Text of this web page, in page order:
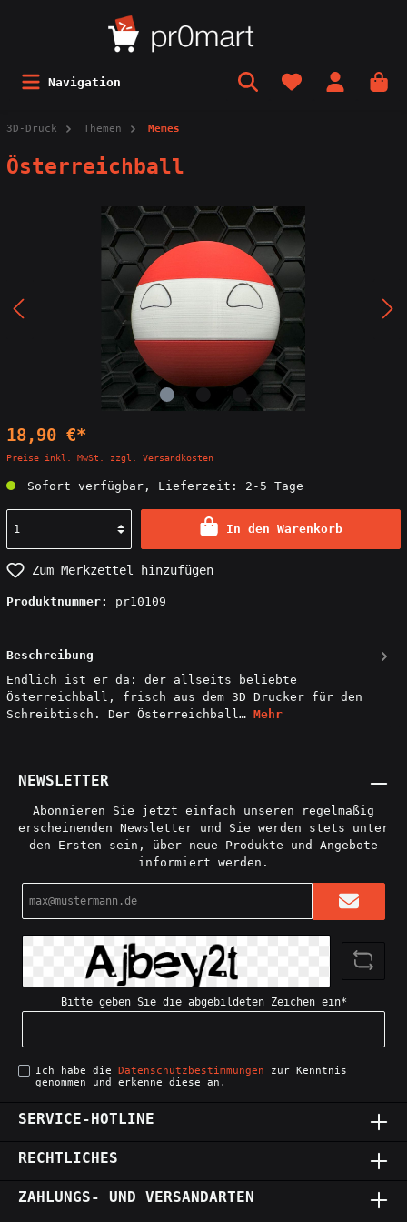
Navigation
3D-Druck Themen Memes
Österreichball
18,90 €*
Preise inkl. MwSt. zzgl. Versandkosten
Sofort verfügbar, Lieferzeit: 2-5 Tage
In den Warenkorb
Zum Merkzettel hinzufügen
Produktnummer: pr10109
Beschreibung
Endlich ist er da: der allseits beliebte
Österreichball, frisch aus dem 3D Drucker für den
Schreibtisch. Der Österreichball… Mehr
NEWSLETTER
Abonnieren Sie jetzt einfach unseren regelmäßig
erscheinenden Newsletter und Sie werden stets unter
den Ersten sein, über neue Produkte und Angebote
informiert werden.
Adresse*
Bitte geben Sie die abgebildeten Zeichen ein*
Ich habe die Datenschutzbestimmungen zur Kenntnis
genommen und erkenne diese an.
SERVICE-HOTLINE
RECHTLICHES
ZAHLUNGS- UND VERSANDARTEN